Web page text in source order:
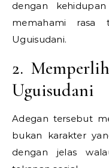
dengan
memahami rasa
Uguisudani.
2.
Uguisudani
Adegan tersebut
bukan karakter
dengan jelas